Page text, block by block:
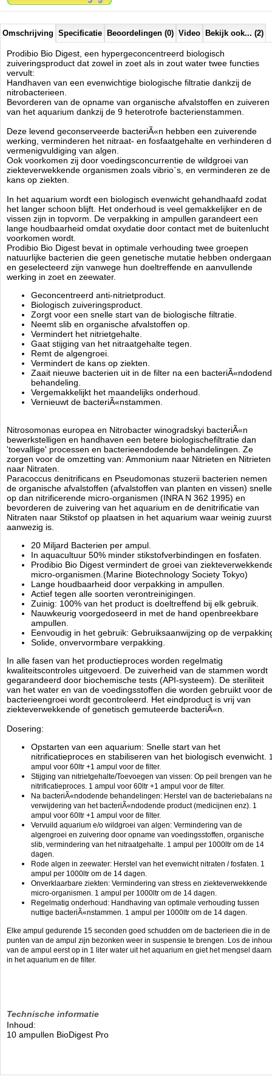
Vergemakkelijkt het maandelijks onderhoud.
Nitrosomonas europea en Nitrobacter winogradskyi bacteriÃÂ«n
bewerkstelligen en handhaven een betere biologischefiltratie dan
'toevallige' processen en bacterieendodende behandelingen. Ze
zorgen voor de omzetting van: Ammonium naar Nitrieten en Nitrieten
naar Nitraten.
Paracoccus denitrificans en Pseudomonas stuzerii bacterien nemen
de organische afvalstoffen (afvalstoffen van planten en vissen) sneller
op dan nitrificerende micro-organismen (INRA N 362 1995) en
bevorderen de zuivering van het aquarium en de denitrificatie van
Nitraten naar Stikstof op plaatsen in het aquarium waar weinig zuurstof
aanwezig is.
20 Miljard Bacterien per ampul.
In aquacultuur 50% minder stikstofverbindingen en fosfaten.
micro-organismen.(Marine Biotechnology Society Tokyo)
Lange houdbaarheid door verpakking in ampullen.
Actief tegen alle soorten verontreinigingen.
Zuinig: 100% van het product is doeltreffend bij elk gebruik.
Nauwkeurig voorgedoseerd in met de hand openbreekbare
ampullen.
Eenvoudig in het gebruik: Gebruiksaanwijzing op de verpakking.
Solide, onvervormbare verpakking.
kwaliteitscontroles uitgevoerd. De zuiverheid van de stammen wordt
gegarandeerd door biochemische tests (API-systeem). De steriliteit
van het water en van de voedingsstoffen die worden gebruikt voor de
bacterieengroei wordt gecontroleerd. Het eindproduct is vrij van
ziekteverwekkende of genetisch gemuteerde bacteriÃÂ«n.
Dosering:
Opstarten van een aquarium: Snelle start van het
nitrificatieproces en stabiliseren van het biologisch evenwicht.
ampul voor 60ltr +1 ampul voor de filter.
Na bacteriÃÂ«ndodende behandelingen: Herstel van de bacteriebalans na
verwijdering van het bacteriÃÂ«ndodende product (medicijnen enz).1
ampul voor 60ltr +1 ampul voor de filter.
Vervuild aquarium e/o wildgroei van algen: Vermindering van de
algengroei en zuivering door opname van voedingsstoffen, organische
slib, vermindering van het nitraatgehalte.1 ampul per 1000ltr om de 14
dagen.
Rode algen in zeewater: Herstel van het evenwicht nitraten / fosfaten.
ampul per 1000ltr om de 14 dagen.
Onverklaarbare ziekten: Vermindering van stress en ziekteverwekkende
micro-organismen.
Regelmatig onderhoud: Handhaving van optimale verhouding tussen
nuttige bacteriÃÂ«nstammen. 1 ampul per 1000ltr om de 14 dagen.
Elke ampul gedurende 15 seconden goed schudden om de bacterieen die in de
punten van de ampul zijn bezonken weer in suspensie te brengen. Los de inhoud
van de ampul eerst op in 1 liter water uit het aquarium en giet het mengsel daarna
in het aquarium en de filter.
Inhoud:
10 ampullen BioDigest Pro
Prodibio
Manufactured by: Prodibio
Model:DIB-1413
Product ID:
164 79.94
Omschrijving Specificatie Beoordelingen (0) Video Bekijk ook... (2)
Prodibio Bio Digest, een hypergeconcentreerd biologisch
zuiveringsproduct dat zowel in zoet als in zout water twee functies
vervult:
Handhaven van een evenwichtige biologische filtratie dankzij de
nitrobacterieen.
Bevorderen van de opname van organische afvalstoffen en zuiveren
van het aquarium dankzij de 9 heterotrofe bacterienstammen.
Deze levend geconserveerde bacteriÃ«n hebben een zuiverende
werking, verminderen het nitraat- en fosfaatgehalte en verhinderen
vermenigvuldiging van algen.
Ook voorkomen zij door voedingsconcurrentie de wildgroei van
ziekteverwekkende organismen zoals vibrio`s, en verminderen ze de
kans op ziekten.
In het aquarium wordt een biologisch evenwicht gehandhaafd zodat
het langer schoon blijft. Het onderhoud is veel gemakkelijker en de
vissen zijn in topvorm. De verpakking in ampullen garandeert een
lange houdbaarheid omdat oxydatie door contact met de buitenlucht
voorkomen wordt.
Prodibio Bio Digest bevat in optimale verhouding twee groepen
natuurlijke bacterien die geen genetische mutatie hebben ondergaan
en geselecteerd zijn vanwege hun doeltreffende en aanvullende
werking in zoet en zeewater.
Geconcentreerd anti-nitrietproduct.
Biologisch zuiveringsproduct.
Zorgt voor een snelle start van de biologische filtratie.
Neemt slib en organische afvalstoffen op.
Vermindert het nitrietgehalte.
Gaat stijging van het nitraatgehalte tegen.
Remt de algengroei.
Vermindert de kans op ziekten.
Zaait nieuwe bacterien uit in de filter na een
behandeling.
Vergemakkelijkt het maandelijks onderhoud.
Vernieuwt de bacteriÃ«nstammen.
Nitrosomonas europea en Nitrobacter winogradskyi bacteriÃ«n
bewerkstelligen en handhaven een betere biologischefiltratie dan
'toevallige' processen en bacterieendodende behandelingen. Ze
zorgen voor de omzetting van: Ammonium naar Nitrieten en Nitrieten
naar Nitraten.
Paracoccus denitrificans en Pseudomonas stuzerii bacterien nemen
de organische afvalstoffen (afvalstoffen van planten en vissen)
op dan nitrificerende micro-organismen (INRA N 362 1995) en
bevorderen de zuivering van het aquarium en de denitrificatie van
Nitraten naar Stikstof op plaatsen in het aquarium waar weinig
aanwezig is.
20 Miljard Bacterien per ampul.
In aquacultuur 50% minder stikstofverbindingen en fosfaten.
Prodibio Bio Digest vermindert de groei van
micro-organismen.(Marine Biotechnology Society Tokyo)
Lange houdbaarheid door verpakking in ampullen.
Actief tegen alle soorten verontreinigingen.
Zuinig: 100% van het product is doeltreffend bij elk gebruik.
Nauwkeurig voorgedoseerd in met de hand openbreekbare
ampullen.
Eenvoudig in het gebruik: Gebruiksaanwijzing op de
Solide, onvervormbare verpakking.
In alle fasen van het productieproces worden regelmatig
kwaliteitscontroles uitgevoerd. De zuiverheid van de stammen wordt
gegarandeerd door biochemische tests (API-systeem). De steriliteit
van het water en van de voedingsstoffen die worden gebruikt voor de
bacterieengroei wordt gecontroleerd. Het eindproduct is vrij van
ziekteverwekkende of genetisch gemuteerde bacteriÃ«n.
Dosering:
Opstarten van een aquarium: Snelle start van het
nitrificatieproces en stabiliseren van het biologisch evenwicht.
ampul voor 60ltr +1 ampul voor de filter.
Stijging van nitrietgehalte/Toevoegen van vissen: Op peil brengen van
nitrificatieproces. 1 ampul voor 60ltr +1 ampul voor de filter.
Na bacteriÃ«ndodende behandelingen: Herstel van de bacteriebalans
verwijdering van het bacteriÃ«ndodende product (medicijnen enz). 1
ampul voor 60ltr +1 ampul voor de filter.
Vervuild aquarium e/o wildgroei van algen: Vermindering van de
algengroei en zuivering door opname van voedingsstoffen, organische
slib, vermindering van het nitraatgehalte. 1 ampul per 1000ltr om de 14
dagen.
Rode algen in zeewater: Herstel van het evenwicht nitraten / fosfaten. 1
ampul per 1000ltr om de 14 dagen.
Onverklaarbare ziekten: Vermindering van stress en ziekteverwekkende
micro-organismen. 1 ampul per 1000ltr om de 14 dagen.
Regelmatig onderhoud: Handhaving van optimale verhouding tussen
nuttige bacteriÃ«nstammen. 1 ampul per 1000ltr om de 14 dagen.
Elke ampul gedurende 15 seconden goed schudden om de bacterieen die in de
punten van de ampul zijn bezonken weer in suspensie te brengen. Los de
van de ampul eerst op in 1 liter water uit het aquarium en giet het mengsel
in het aquarium en de filter.
Technische informatie
Inhoud:
10 ampullen BioDigest Pro